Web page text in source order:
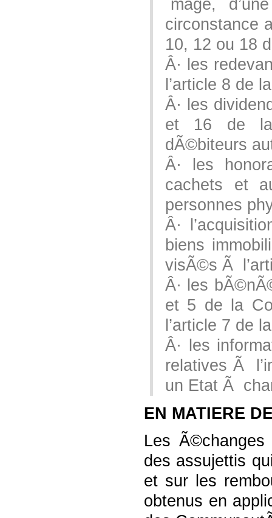
´mage,
circonstance
10, 12 ou 18
Â· les
l’article 8 de
Â· les
et 16 de la
dÃ©biteurs
Â· les
cachets et
personnes
Â·
biens
visÃ©s Ã
Â· les
et 5 de la
l’article 7 de
Â· les
relatives Ã
un Etat Ã
EN MATIERE
Les
des assujettis
et sur les
obtenus en